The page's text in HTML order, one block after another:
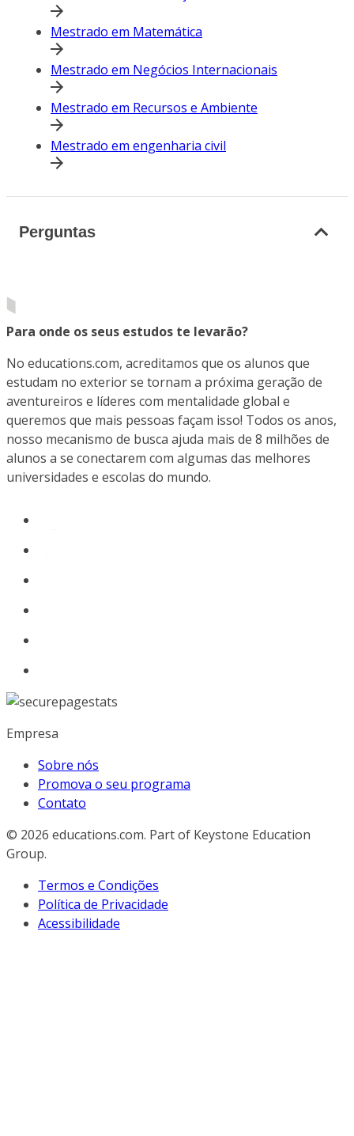
Mestrado em Matemática
Mestrado em Negócios Internacionais
Mestrado em Recursos e Ambiente
Mestrado em engenharia civil
Perguntas
Para onde os seus estudos te levarão?
No educations.com, acreditamos que os alunos que
estudam no exterior se tornam a próxima geração de
aventureiros e líderes com mentalidade global e
queremos que mais pessoas façam isso! Todos os anos,
nosso mecanismo de busca ajuda mais de 8 milhões de
alunos a se conectarem com algumas das melhores
universidades e escolas do mundo.
Empresa
Sobre nós
Promova o seu programa
Contato
© 2026 educations.com. Part of Keystone Education
Group.
Termos e Condições
Política de Privacidade
Acessibilidade